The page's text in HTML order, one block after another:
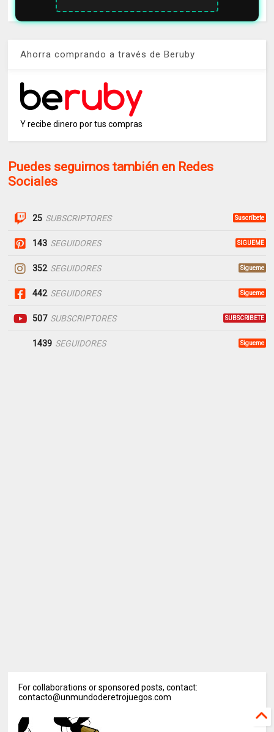
Ahorra comprando a través de Beruby
Y recibe dinero por tus compras
Puedes seguirnos también en Redes
Sociales
25 SUBSCRIPTORES Suscríbete
143 SEGUIDORES SIGUEME
352 SEGUIDORES Sigueme
442 SEGUIDORES Sigueme
507 SUBSCRIPTORES SUBSCRIBETE
1439 SEGUIDORES Sigueme
For collaborations or sponsored posts, contact:
contacto@unmundoderetrojuegos.com